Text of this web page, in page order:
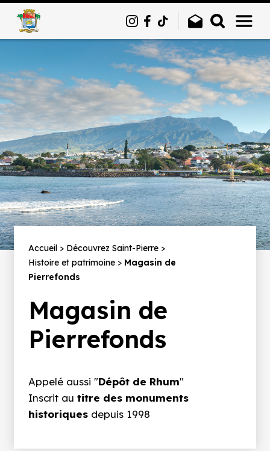
Fil
d'Ariane
Accueil
Découvrez Saint-Pierre
Histoire et patrimoine
Magasin de
Pierrefonds
Magasin de
Pierrefonds
Appelé aussi "Dépôt de Rhum"
Inscrit au titre des monuments
historiques depuis 1998
Panneau de gestion des cookies